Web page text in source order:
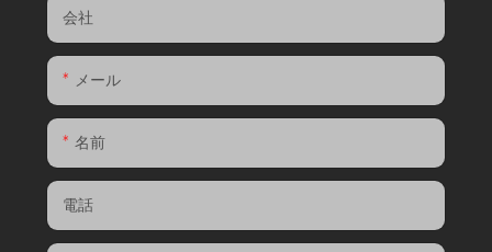
会社
メール
名前
電話